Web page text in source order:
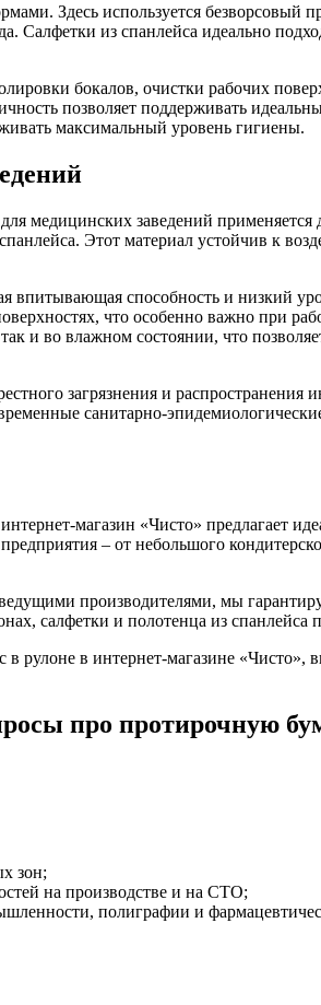
Здесь используется безворсовый
из спанлейса идеально
бокалов, очистки рабочих
позволяет поддерживать
максимальный уровень гигиены.
медицинских заведений
Этот материал устойчив к
способность и низкий
что особенно важно при
и во влажном состоянии, что
загрязнения и
санитарно-
магазин «Чисто» предлагает
– от небольшого
производителями, мы
салфетки и полотенца из
в интернет-магазине «Чисто»,
про протирочную
зон;
на производстве и на СТО;
полиграфии и